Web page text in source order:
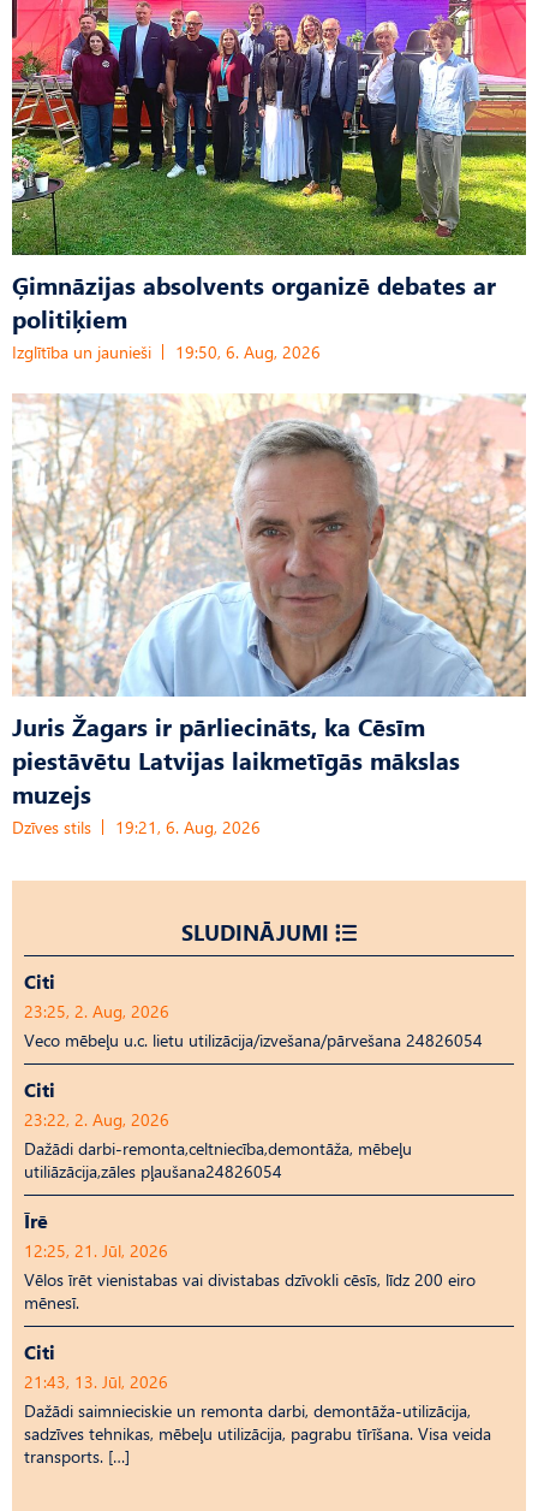
Ģimnāzijas absolvents organizē debates ar
politiķiem
Izglītība un jaunieši 19:50, 6. Aug, 2026
Juris Žagars ir pārliecināts, ka Cēsīm
piestāvētu Latvijas laikmetīgās mākslas
muzejs
Dzīves stils 19:21, 6. Aug, 2026
SLUDINĀJUMI
Citi
23:25, 2. Aug, 2026
Veco mēbeļu u.c. lietu utilizācija/izvešana/pārvešana 24826054
Citi
23:22, 2. Aug, 2026
Dažādi darbi-remonta,celtniecība,demontāža, mēbeļu
utiliāzācija,zāles pļaušana24826054
Īrē
12:25, 21. Jūl, 2026
Vēlos īrēt vienistabas vai divistabas dzīvokli cēsīs, līdz 200 eiro
mēnesī.
Citi
21:43, 13. Jūl, 2026
Dažādi saimnieciskie un remonta darbi, demontāža-utilizācija,
sadzīves tehnikas, mēbeļu utilizācija, pagrabu tīrīšana. Visa veida
transports. […]